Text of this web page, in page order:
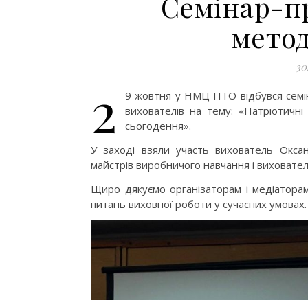
2
9 жовтня у НМЦ ПТО відбувся
вихователів на тему:
сьогодення».
У заході взяли участь вихователь
майстрів виробничого навчання і
Щиро дякуємо організаторам і
питань виховної роботи у сучасних умовах.